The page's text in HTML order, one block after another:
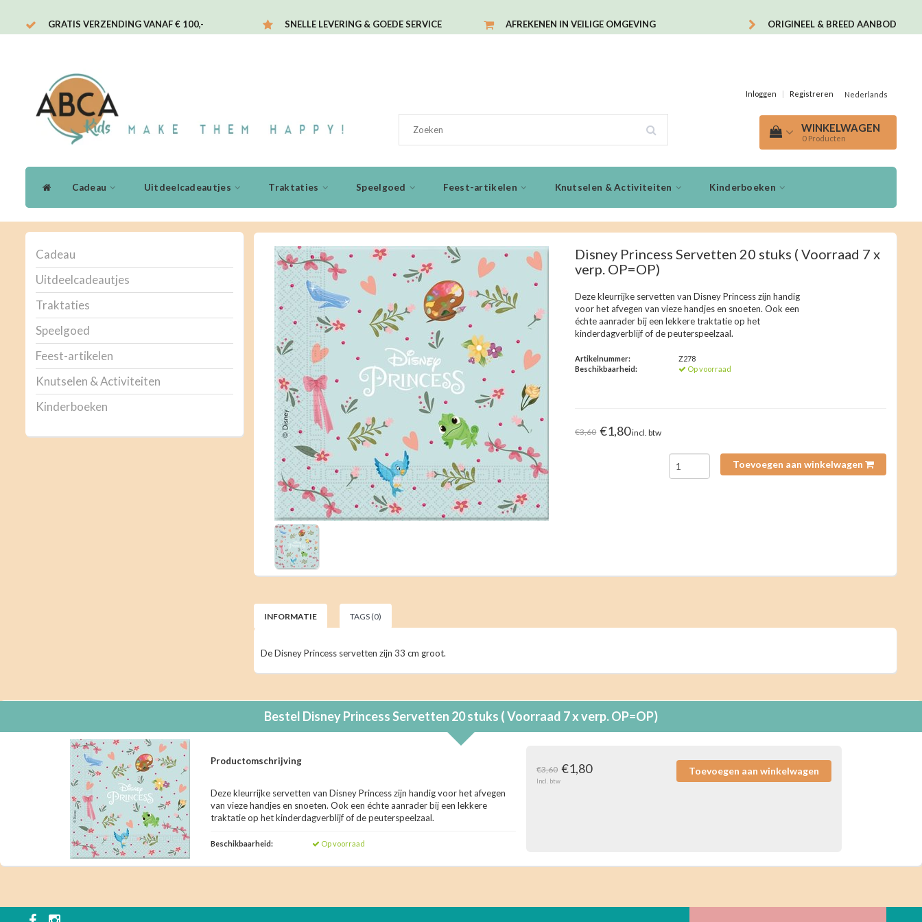
GRATIS VERZENDING VANAF € 100,- SNELLE LEVERING & GOEDE SERVICE AFREKENEN IN VEILIGE OMGEVING ORIGINEEL & BREED AANBOD
Inloggen | Registreren Nederlands
WINKELWAGEN
0 Producten
Cadeau Uitdeelcadeautjes Traktaties Speelgoed Feest-artikelen Knutselen & Activiteiten Kinderboeken
Cadeau
Uitdeelcadeautjes
Traktaties
Speelgoed
Feest-artikelen
Knutselen & Activiteiten
Kinderboeken
Disney Princess Servetten 20 stuks ( Voorraad 7 x
verp. OP=OP)
Deze kleurrijke servetten van Disney Princess zijn handig
voor het afvegen van vieze handjes en snoeten. Ook een
échte aanrader bij een lekkere traktatie op het
kinderdagverblijf of de peuterspeelzaal.
Artikelnummer:
Z278
Beschikbaarheid:
Op voorraad
€3,60 €1,80incl. btw
Toevoegen aan winkelwagen
INFORMATIE TAGS (0)
De Disney Princess servetten zijn 33 cm groot.
Bestel Disney Princess Servetten 20 stuks ( Voorraad 7 x verp. OP=OP)
Productomschrijving
Deze kleurrijke servetten van Disney Princess zijn handig voor het afvegen
van vieze handjes en snoeten. Ook een échte aanrader bij een lekkere
traktatie op het kinderdagverblijf of de peuterspeelzaal.
Beschikbaarheid: Op voorraad
€3,60 €1,80
Incl. btw